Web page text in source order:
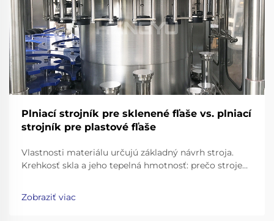
Plniací strojník pre sklenené fľaše vs. plniací
strojník pre plastové fľaše
Vlastnosti materiálu určujú základný návrh stroja.
Krehkosť skla a jeho tepelná hmotnosť: prečo stroje
dopravníky s tlmičmi nárazov a presné upínacie
čeľuste na uchopenie hrdla. Práca so sklenenými
Zobraziť viac